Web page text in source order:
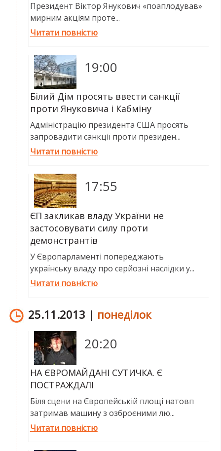
Президент Віктор Янукович «поаплодував»
мирним акціям проте...
Читати повністю
19:00
Білий Дім просять ввести санкції
проти Януковича і Кабміну
Адміністрацію президента США просять
запровадити санкції проти президен...
Читати повністю
17:55
ЄП закликав владу України не
застосовувати силу проти
демонстрантів
У Європарламенті попереджають
українську владу про серйозні наслідки у...
Читати повністю
25.11.2013 | понеділок
20:20
НА ЄВРОМАЙДАНІ СУТИЧКА. Є
ПОСТРАЖДАЛІ
Біля сцени на Європейській площі натовп
затримав машину з озброєними лю...
Читати повністю